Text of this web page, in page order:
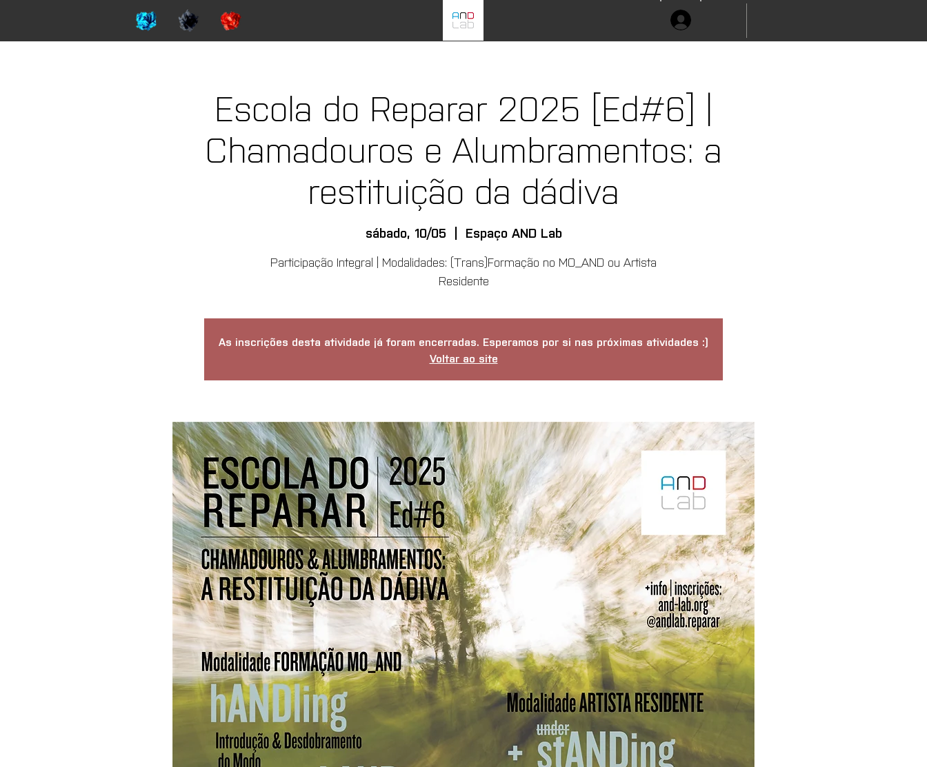
Escola do Reparar 2025 [Ed#6] |
Chamadouros e Alumbramentos: a
restituição da dádiva
sábado, 10/05
  |
Espaço AND Lab
Participação Integral | Modalidades: (Trans)Formação no MO_AND ou Artista
Residente
As inscrições desta atividade já foram encerradas. Esperamos por si nas próximas atividades :)
Voltar ao site